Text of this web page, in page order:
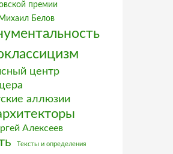
премии
Михаил Белов
центр
аллюзии
Алексеев
Тексты и определения